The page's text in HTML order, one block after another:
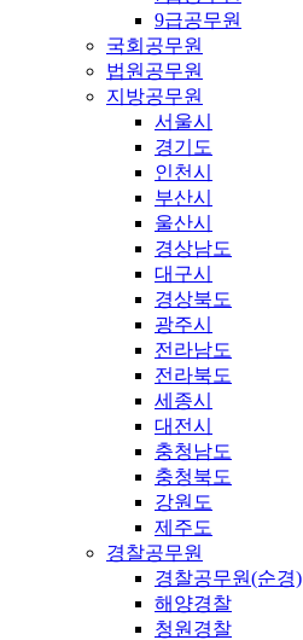
9급공무원
국회공무원
법원공무원
지방공무원
서울시
경기도
인천시
부산시
울산시
경상남도
대구시
경상북도
광주시
전라남도
전라북도
세종시
대전시
충청남도
충청북도
강원도
제주도
경찰공무원
경찰공무원(순경)
해양경찰
청원경찰